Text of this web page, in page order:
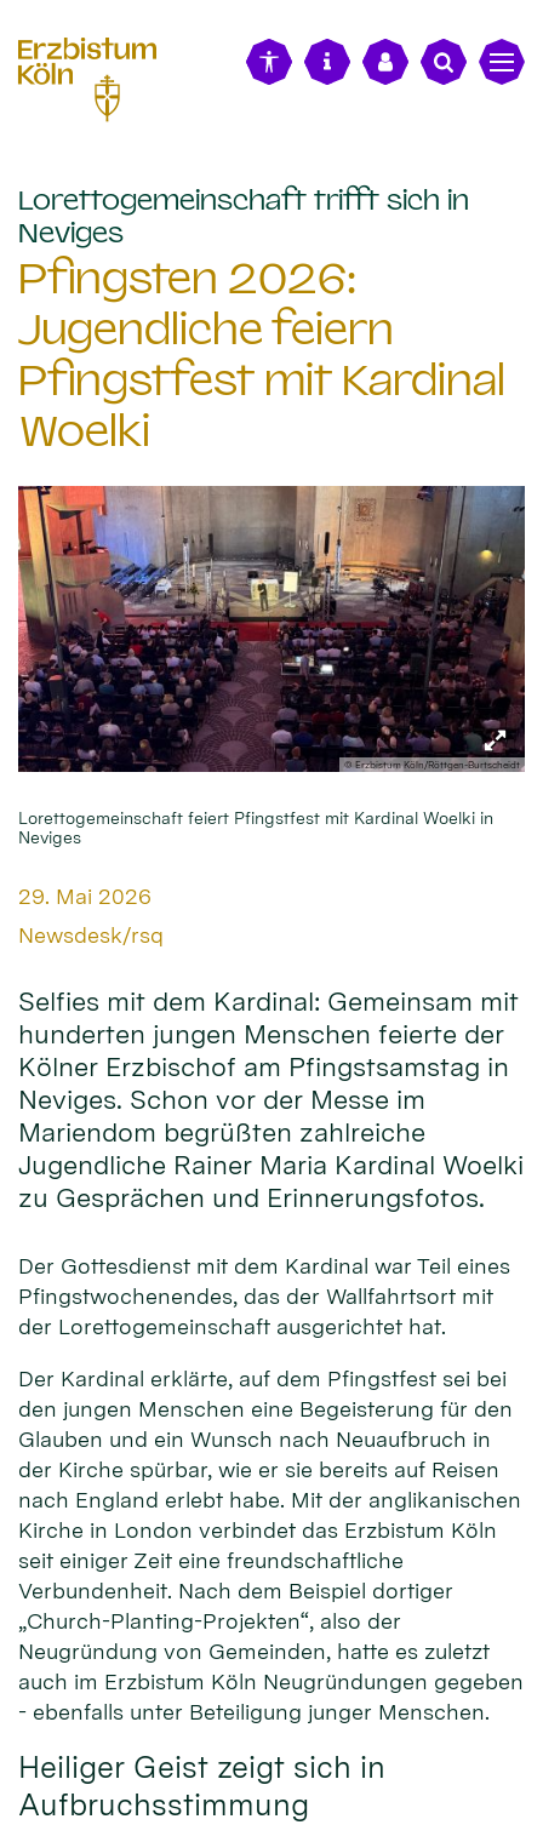
Lorettogemeinschaft trifft sich in
Neviges:
Pfingsten 2026:
Jugendliche feiern
Pfingstfest mit Kardinal
Woelki
© Erzbistum Köln/Röttgen-Burtscheidt
Lorettogemeinschaft feiert Pfingstfest mit Kardinal Woelki in
Neviges
Datum:
29. Mai 2026
Von:
Newsdesk/rsq
Selfies mit dem Kardinal: Gemeinsam mit
hunderten jungen Menschen feierte der
Kölner Erzbischof am Pfingstsamstag in
Neviges. Schon vor der Messe im
Mariendom begrüßten zahlreiche
Jugendliche Rainer Maria Kardinal Woelki
zu Gesprächen und Erinnerungsfotos.
Der Gottesdienst mit dem Kardinal war Teil eines
Pfingstwochenendes, das der Wallfahrtsort mit
der Lorettogemeinschaft ausgerichtet hat.
Der Kardinal erklärte, auf dem Pfingstfest sei bei
den jungen Menschen eine Begeisterung für den
Glauben und ein Wunsch nach Neuaufbruch in
der Kirche spürbar, wie er sie bereits auf Reisen
nach England erlebt habe. Mit der anglikanischen
Kirche in London verbindet das Erzbistum Köln
seit einiger Zeit eine freundschaftliche
Verbundenheit. Nach dem Beispiel dortiger
„Church-Planting-Projekten“, also der
Neugründung von Gemeinden, hatte es zuletzt
auch im Erzbistum Köln Neugründungen gegeben
- ebenfalls unter Beteiligung junger Menschen.
Heiliger Geist zeigt sich in
Aufbruchsstimmung